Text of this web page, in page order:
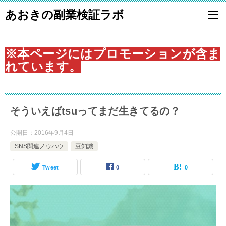
あおきの副業検証ラボ
※本ページにはプロモーションが含ま
れています。
そういえばtsuってまだ生きてるの？
公開日： 2016年9月4日
SNS関連ノウハウ
豆知識
Tweet 0 0